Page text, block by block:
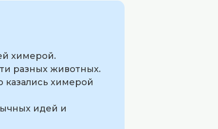
химерой.
разных животных.
казались химерой
идей и